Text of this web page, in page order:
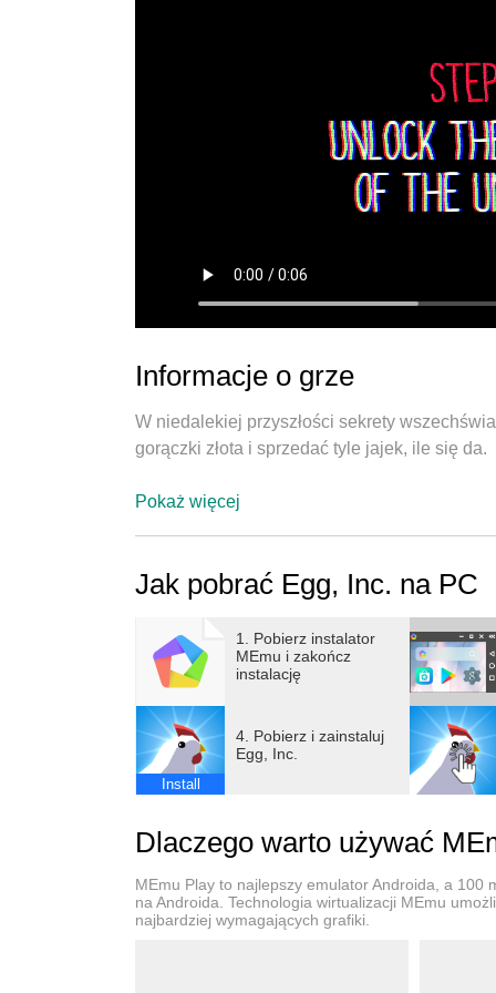
Informacje o grze
W niedalekiej przyszłości sekrety
gorączki złota i sprzedać tyle jajek, ile się da.
Wylęgaj kurczaki, buduj kurniki, zatrudniaj
Egg, Inc. to gra przyrostowa (klikaczowa) w
kolorową grafikę 3D oraz zachwycającą
musisz również zrównoważyć swoje zasoby,
Każdy znajdzie tu coś dla siebie:
Gracze okazjonalni uwielbiają swobodną
zbudowanie wspaniałej fermy jaj i poznaj
zapewnianą przez różne style gry wymagane
aby jak najlepiej wykorzystać swój czas.
Pokaż więcej
Jak pobrać Egg, Inc. na PC
1. Pobierz instalator
MEmu i zakończ
instalację
Install
4. Pobierz i zainstaluj
Egg, Inc.
Dlaczego warto używać
MEmu Play to najlepszy emulator Androida, a 100
na Androida. Technologia wirtualizacji MEmu
najbardziej wymagających grafiki.